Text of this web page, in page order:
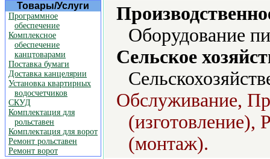
Товары/Услуги
Программное
обеспечение
Комплексное
обеспечение
канцтоварами
Поставка бумаги
Доставка канцелярии
Установка квартирных
водосчетчиков
СКУД
Комплектация для
рольставен
Комплектация для ворот
Ремонт рольставен
Ремонт ворот
Оборудование
Сельское
Обслуживание,
(изготовление),
(монтаж).